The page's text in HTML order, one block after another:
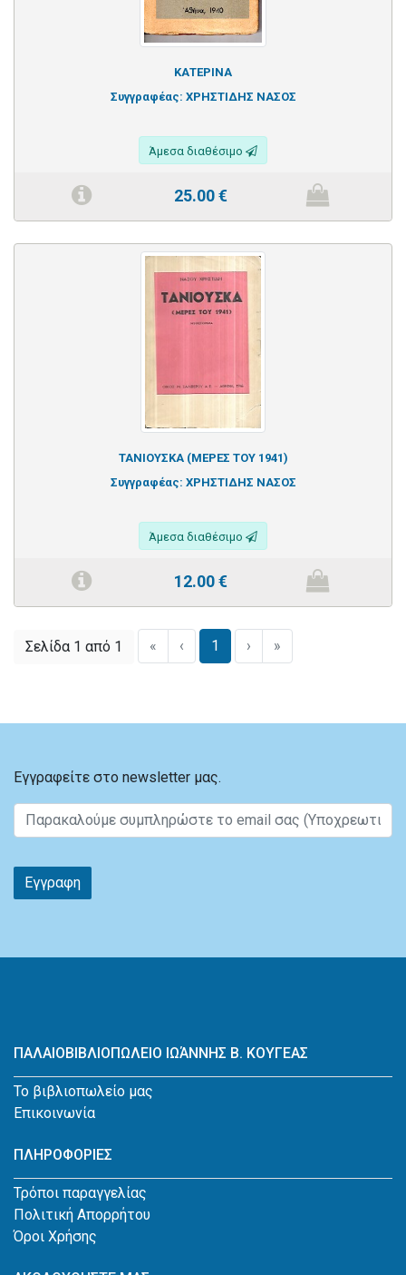
ΚΑΤΕΡΙΝΑ
Συγγραφέας: ΧΡΗΣΤΙΔΗΣ ΝΑΣΟΣ
Άμεσα διαθέσιμο
25.00€
ΤΑΝΙΟΥΣΚΑ (ΜΕΡΕΣ ΤΟΥ 1941)
Συγγραφέας: ΧΡΗΣΤΙΔΗΣ ΝΑΣΟΣ
Άμεσα διαθέσιμο
12.00€
Σελίδα 1 από 1 « ‹ 1 › »
Εγγραφείτε στο newsletter μας.
Εγγραφη
ΠΑΛΑΙΟΒΙΒΛΙΟΠΩΛΕΙΟ ΙΩΆΝΝΗΣ Β. ΚΟΥΓΕΑΣ
Το βιβλιοπωλείο μας
Επικοινωνία
ΠΛΗΡΟΦΟΡΙΕΣ
Τρόποι παραγγελίας
Πολιτική Απορρήτου
Όροι Χρήσης